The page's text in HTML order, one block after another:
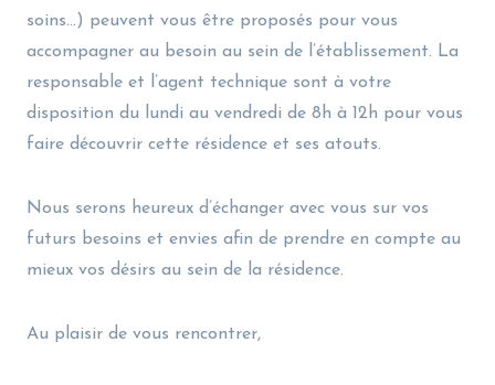
soins…) peuvent vous être proposés pour vous
accompagner au besoin au sein de l’établissement. La
responsable et l’agent technique sont à votre
disposition du lundi au vendredi de 8h à 12h pour vous
faire découvrir cette résidence et ses atouts.
Nous serons heureux d’échanger avec vous sur vos
futurs besoins et envies afin de prendre en compte au
mieux vos désirs au sein de la résidence.
Au plaisir de vous rencontrer,